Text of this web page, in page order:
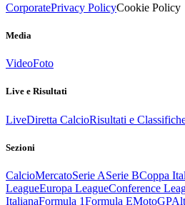
CorporatePrivacy PolicyCookie Policy
Media
VideoFoto
Live e Risultati
LiveDiretta CalcioRisultati e
Sezioni
CalcioMercatoSerie ASerie BCoppa
LeagueEuropa LeagueConference
ItalianaFormula 1Formula EMotoGP